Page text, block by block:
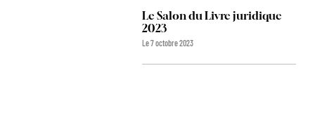
Le Salon du Livre juridique
2023
Le 7 octobre 2023